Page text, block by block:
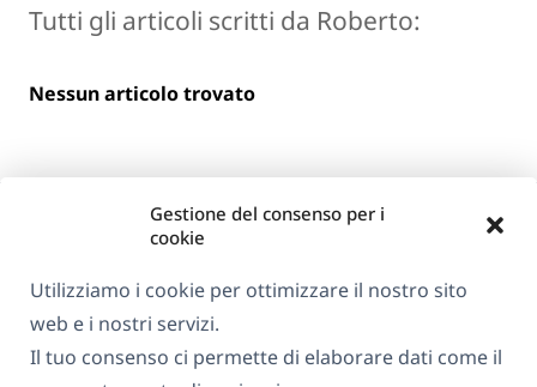
Gestione del consenso per i
cookie
Utilizziamo i cookie per ottimizzare il nostro sito
web e i nostri servizi.
Il tuo consenso ci permette di elaborare dati come il
Tutti gli articoli scritti da Roberto:
Nessun articolo trovato